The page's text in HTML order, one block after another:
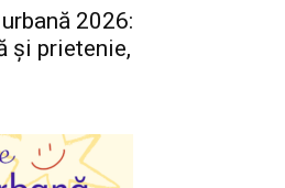
2026:
și prietenie,